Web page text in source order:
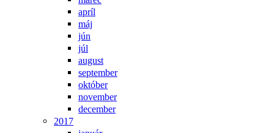
apríl
máj
jún
júl
august
september
október
november
december
2017